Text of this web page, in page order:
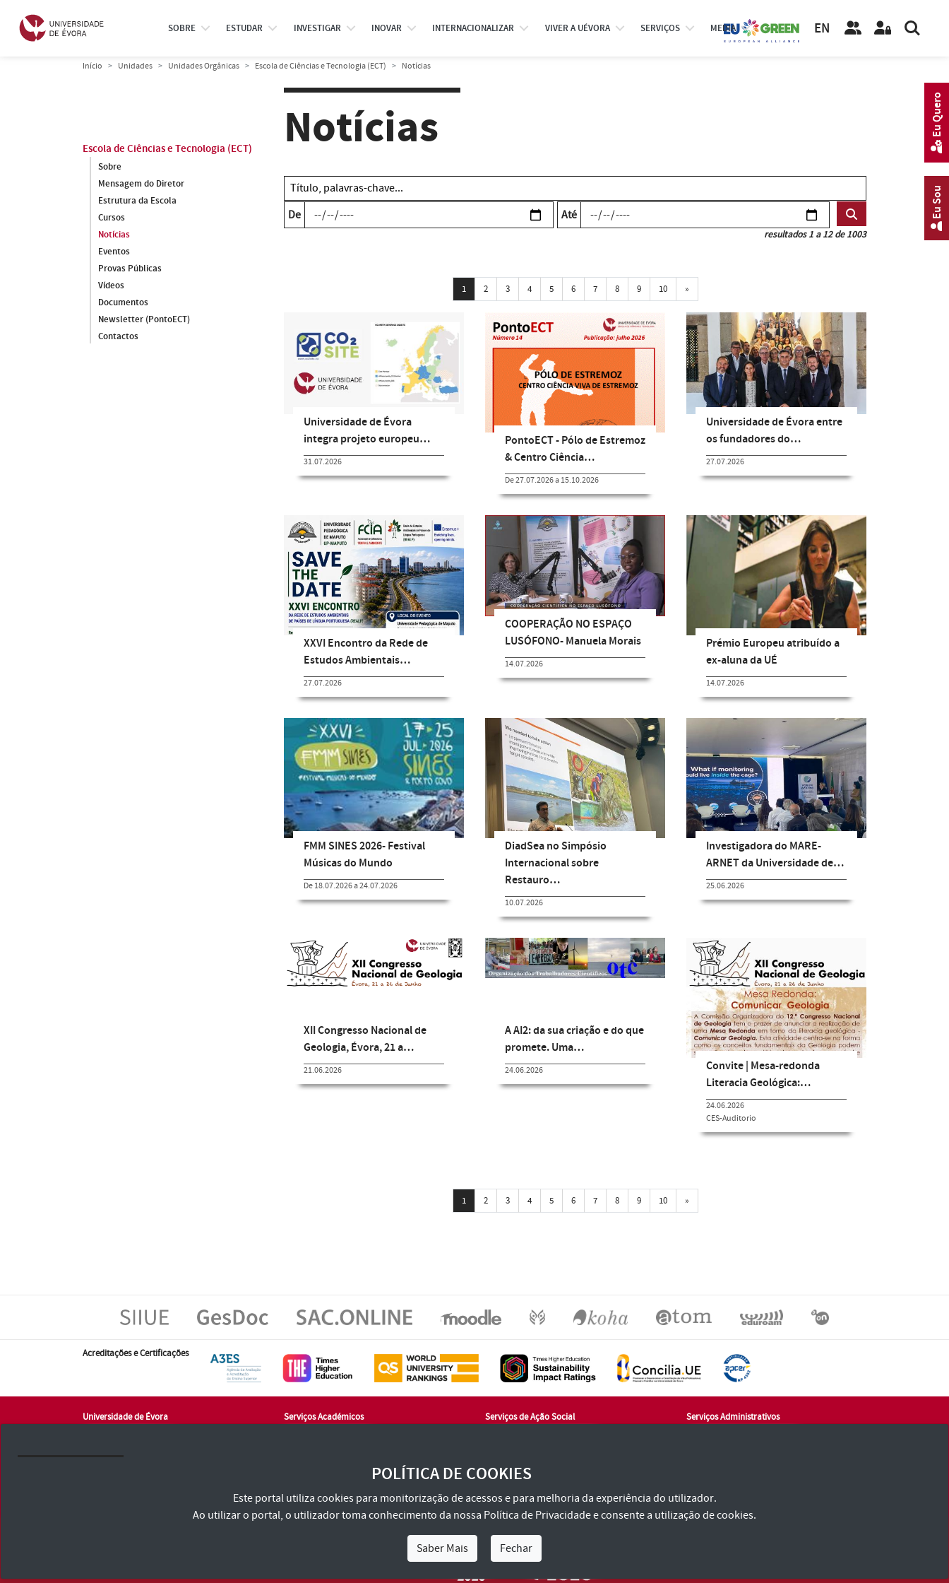
SOBRE ESTUDAR INVESTIGAR INOVAR INTERNACIONALIZAR VIVER A UÉVORA SERVIÇOS MEDIA EN
Início Unidades Unidades Orgânicas Escola de Ciências e Tecnologia (ECT) Notícias
Escola de Ciências e Tecnologia (ECT)
Sobre
Mensagem do Diretor
Estrutura da Escola
Cursos
Notícias
Eventos
Provas Públicas
Vídeos
Documentos
Newsletter (PontoECT)
Contactos
Notícias
De Até
resultados 1 a 12 de 1003
1 2 3 4 5 6 7 8 9 10 »Próxima
Universidade de Évora
integra projeto europeu…
31.07.2026
PontoECT - Pólo de Estremoz
& Centro Ciência…
De 27.07.2026 a 15.10.2026
Universidade de Évora entre
os fundadores do…
27.07.2026
XXVI Encontro da Rede de
Estudos Ambientais…
27.07.2026
COOPERAÇÃO NO ESPAÇO
LUSÓFONO- Manuela Morais
14.07.2026
Prémio Europeu atribuído a
ex-aluna da UÉ
14.07.2026
FMM SINES 2026- Festival
Músicas do Mundo
De 18.07.2026 a 24.07.2026
DiadSea no Simpósio
Internacional sobre
Restauro…
10.07.2026
Investigadora do MARE-
ARNET da Universidade de…
25.06.2026
XII Congresso Nacional de
Geologia, Évora, 21 a…
21.06.2026
A AI2: da sua criação e do que
promete. Uma…
24.06.2026
Convite | Mesa-redonda
Literacia Geológica:…
24.06.2026
CES-Auditorio
1 2 3 4 5 6 7 8 9 10 »Próxima
Acreditações e Certificações
Universidade de Évora
tlf: +351 266 740 800
Serviços Académicos
atendimento@sac.uevora.pt
Serviços de Ação Social
tlf.: +351 266 760 960
Serviços Administrativos
Eu Sou
Eu Quero
POLÍTICA DE COOKIES
Este portal utiliza cookies para monitorização de acessos e para melhoria da experiência do utilizador.
Ao utilizar o portal, o utilizador toma conhecimento da nossa Política de Privacidadee consente a utilização de cookies.
Saber Mais Fechar